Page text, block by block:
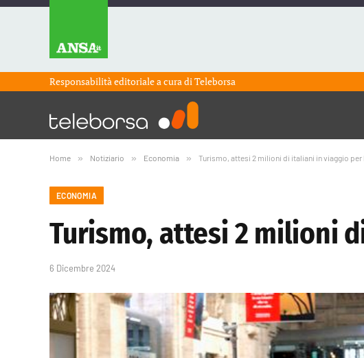
Responsabilità editoriale a cura diTeleborsa
Home » Notiziario » Economia » Turismo, attesi 2 milioni di italiani in viaggio
ECONOMIA
Turismo, attesi 2 milioni
6 Dicembre 2024